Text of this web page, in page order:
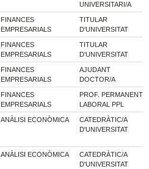
UNIVERSITARI/A
FINANCES
EMPRESARIALS
TITULAR
D'UNIVERSITAT
FINANCES
EMPRESARIALS
TITULAR
D'UNIVERSITAT
FINANCES
EMPRESARIALS
AJUDANT
DOCTOR/A
FINANCES
EMPRESARIALS
PROF. PERMANENT
LABORAL PPL
ANÀLISI ECONÒMICA
CATEDRÀTIC/A
D'UNIVERSITAT
ANÀLISI ECONÒMICA
CATEDRÀTIC/A
D'UNIVERSITAT